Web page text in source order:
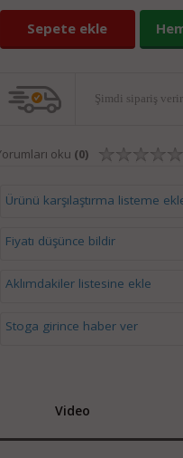
Sepete ekle
Şimdi sipariş
oku (0)
Ürünü karşılaştırma listeme
Fiyatı düşünce bildir
Aklımdakiler listesine ekle
Stoga girince haber ver
Video